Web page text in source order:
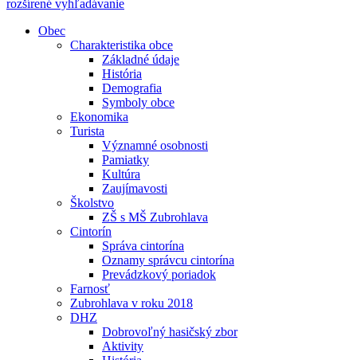
rozšírené vyhľadávanie
Obec
Charakteristika obce
Základné údaje
História
Demografia
Symboly obce
Ekonomika
Turista
Významné osobnosti
Pamiatky
Kultúra
Zaujímavosti
Školstvo
ZŠ s MŠ Zubrohlava
Cintorín
Správa cintorína
Oznamy správcu cintorína
Prevádzkový poriadok
Farnosť
Zubrohlava v roku 2018
DHZ
Dobrovoľný hasičský zbor
Aktivity